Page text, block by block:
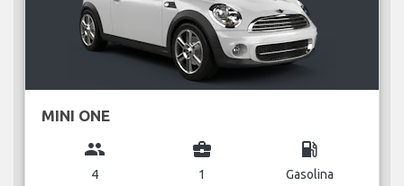
MINI ONE
group
4
business_center
1
local_gas_station
Gasolina